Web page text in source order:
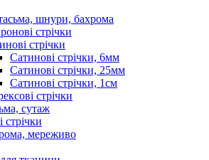
шнури, бахрома
стрічки
стрічки
Сатинові стрічки, 6мм
Сатинові стрічки, 25мм
Сатинові стрічки, 1см
стрічки
сутаж
стрічки
мереживо